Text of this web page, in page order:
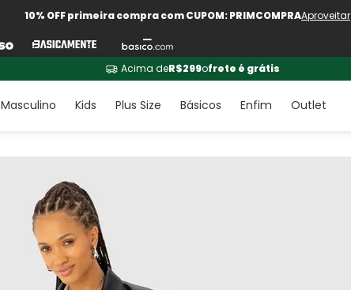
10% OFF primeira compra com CUPOM: PRIMCOMPRAAproveitar
Acima deR$299ofrete é grátis
Masculino Kids Plus Size Básicos Enfim Outlet